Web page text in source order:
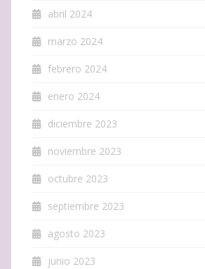
abril 2024
marzo 2024
febrero 2024
enero 2024
diciembre 2023
noviembre 2023
octubre 2023
septiembre 2023
agosto 2023
junio 2023